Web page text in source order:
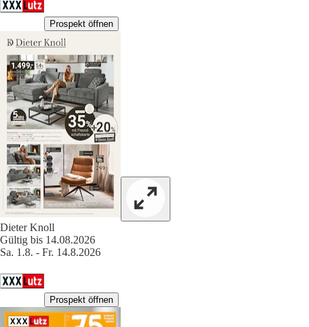
Prospekt öffnen
Dieter Knoll
Gültig bis 14.08.2026
Sa. 1.8. - Fr. 14.8.2026
Prospekt öffnen